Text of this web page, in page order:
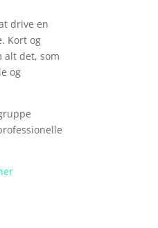
drive en
Kort og
alt det, som
og